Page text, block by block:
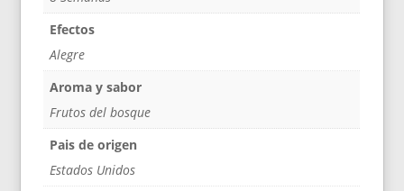
Efectos
Alegre
Aroma y sabor
Frutos del bosque
Pais de origen
Estados Unidos